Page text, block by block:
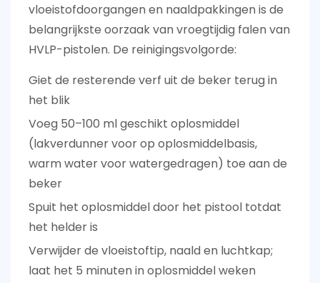
vloeistofdoorgangen en naaldpakkingen is de
belangrijkste oorzaak van vroegtijdig falen van
HVLP-pistolen. De reinigingsvolgorde:
Giet de resterende verf uit de beker terug in
het blik
Voeg 50–100 ml geschikt oplosmiddel
(lakverdunner voor op oplosmiddelbasis,
warm water voor watergedragen) toe aan de
beker
Spuit het oplosmiddel door het pistool totdat
het helder is
Verwijder de vloeistoftip, naald en luchtkap;
laat het 5 minuten in oplosmiddel weken